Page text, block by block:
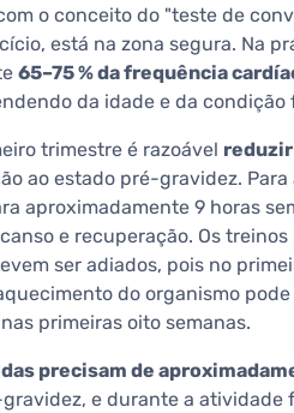
o conceito do "teste de
está na zona segura. Na
65–75 % da frequência
da idade e da condição
trimestre é razoável
ao estado pré-gravidez. Para
aproximadamente 9 horas
e recuperação. Os
ser adiados, pois no
do organismo
primeiras oito semanas.
precisam de
e durante a atividade